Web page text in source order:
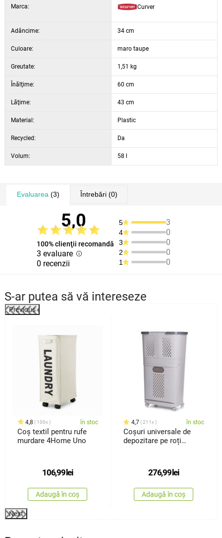
Marca: Curver
Adâncime: 34 cm
Culoare: maro taupe
Greutate: 1,51 kg
Înălţime: 60 cm
Lăţime: 43 cm
Material: Plastic
Recycled: Da
Volum: 58 l
Evaluarea (3) Întrebări(0)
5,0
100% clienţii recomandă
3 evaluare
0 recenzii
5 3
4 0
3 0
2 0
1 0
S-ar putea să vă intereseze
Previous
4,8 100x în stoc
Coș textil pentru rufe
murdare 4Home Uno
106,99 lei
Adaugă în coș
4,7 211x în stoc
Coșuri universale de
depozitare pe roți
276,99 lei
Adaugă în coș
Next